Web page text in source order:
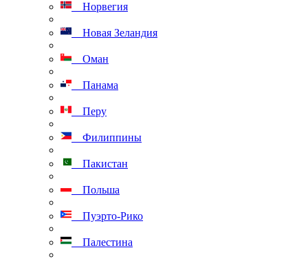
Норвегия
Новая Зеландия
Оман
Панама
Перу
Филиппины
Пакистан
Польша
Пуэрто-Рико
Палестина